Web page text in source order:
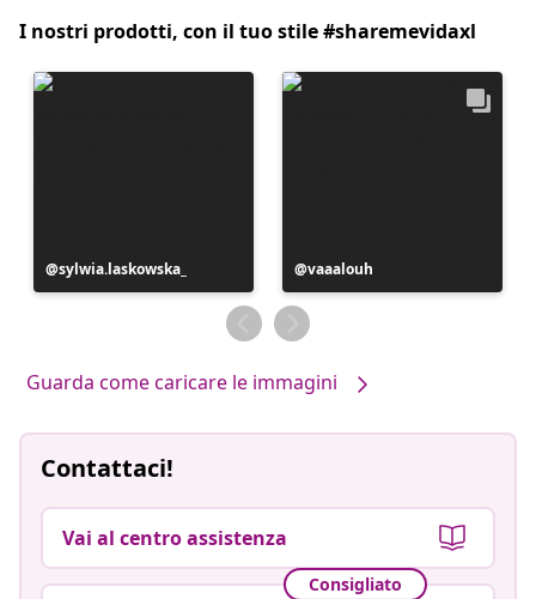
I nostri prodotti, con il tuo stile #sharemevidaxl
Post
pubblicato
sylwia.laskowska_
Post
pubblicato
da
vaaalouh
Guarda come caricare le immagini
Contattaci!
Vai al centro assistenza
Consigliato